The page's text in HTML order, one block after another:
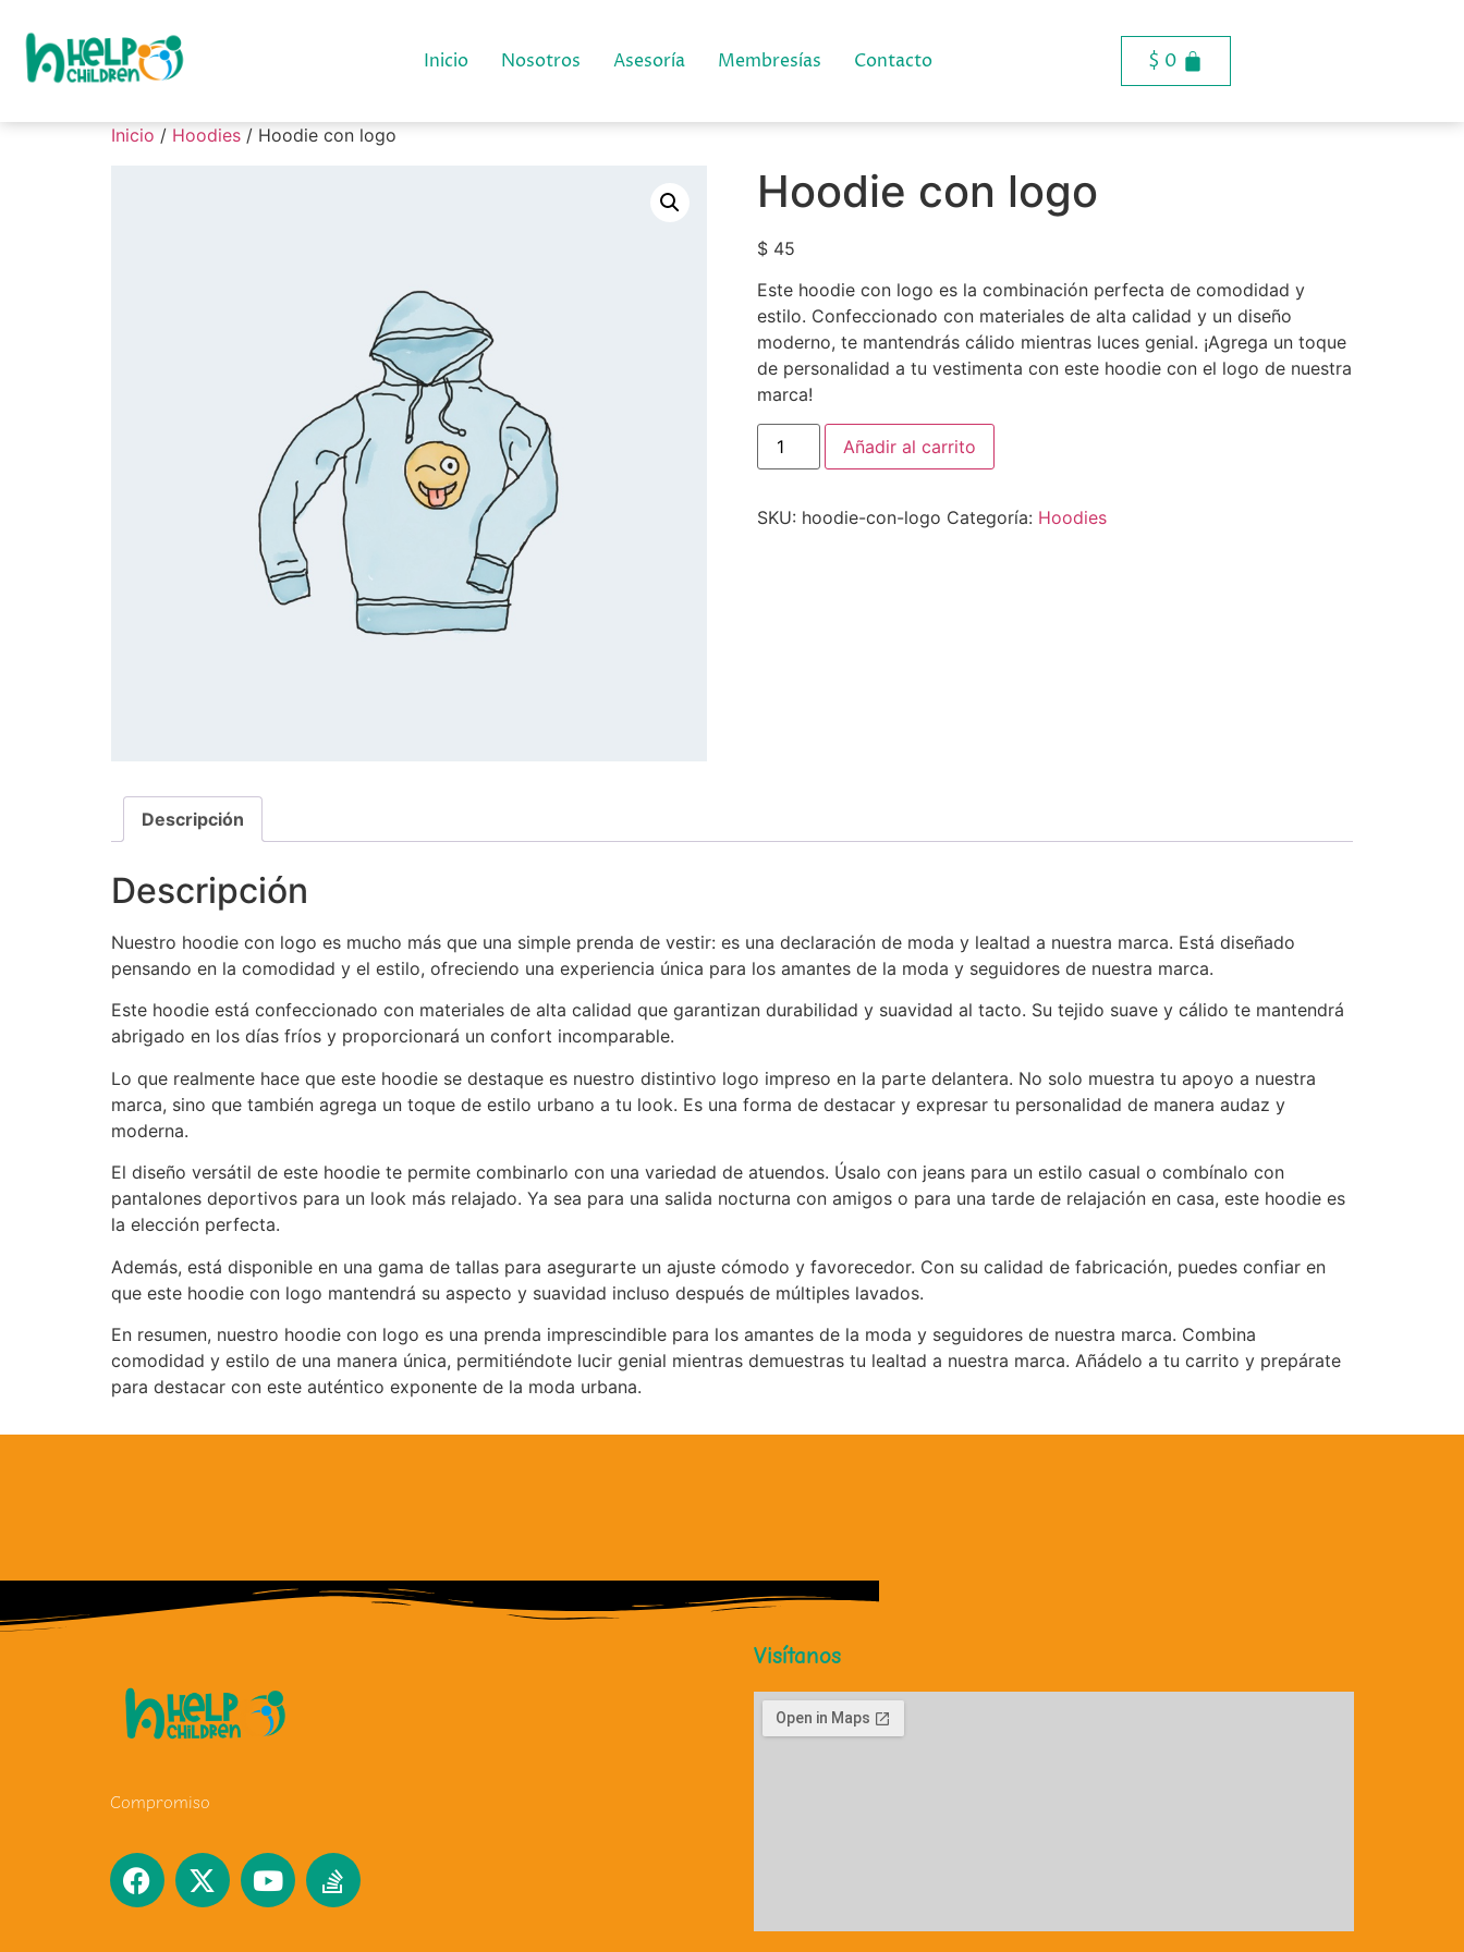
Inicio Nosotros Asesoría Membresías Contacto $ 0
Inicio / Hoodies / Hoodie con logo
Hoodie con logo
$45
Este hoodie con logo es la combinación perfecta de comodidad y
estilo. Confeccionado con materiales de alta calidad y un diseño
moderno, te mantendrás cálido mientras luces genial. ¡Agrega un toque
de personalidad a tu vestimenta con este hoodie con el logo de nuestra
marca!
Añadir al carrito
SKU: hoodie-con-logo Categoría: Hoodies
Descripción
Descripción
Nuestro hoodie con logo es mucho más que una simple prenda de vestir: es una declaración de moda y lealtad a nuestra marca. Está diseñado
pensando en la comodidad y el estilo, ofreciendo una experiencia única para los amantes de la moda y seguidores de nuestra marca.
Este hoodie está confeccionado con materiales de alta calidad que garantizan durabilidad y suavidad al tacto. Su tejido suave y cálido te mantendrá
abrigado en los días fríos y proporcionará un confort incomparable.
Lo que realmente hace que este hoodie se destaque es nuestro distintivo logo impreso en la parte delantera. No solo muestra tu apoyo a nuestra
marca, sino que también agrega un toque de estilo urbano a tu look. Es una forma de destacar y expresar tu personalidad de manera audaz y
moderna.
El diseño versátil de este hoodie te permite combinarlo con una variedad de atuendos. Úsalo con jeans para un estilo casual o combínalo con
pantalones deportivos para un look más relajado. Ya sea para una salida nocturna con amigos o para una tarde de relajación en casa, este hoodie es
la elección perfecta.
Además, está disponible en una gama de tallas para asegurarte un ajuste cómodo y favorecedor. Con su calidad de fabricación, puedes confiar en
que este hoodie con logo mantendrá su aspecto y suavidad incluso después de múltiples lavados.
En resumen, nuestro hoodie con logo es una prenda imprescindible para los amantes de la moda y seguidores de nuestra marca. Combina
comodidad y estilo de una manera única, permitiéndote lucir genial mientras demuestras tu lealtad a nuestra marca. Añádelo a tu carrito y prepárate
para destacar con este auténtico exponente de la moda urbana.
Compromiso
Visítanos